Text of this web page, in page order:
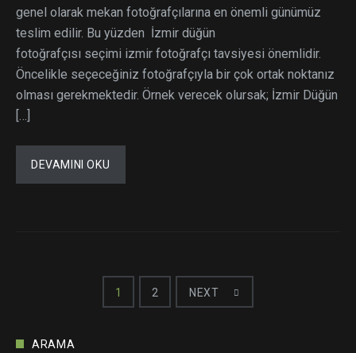
genel olarak mekan fotoğrafçılarına en önemli günümüz
teslim edilir. Bu yüzden İzmir düğün
fotoğrafçısı seçimi izmir fotoğrafçı tavsiyesi önemlidir.
Öncelikle seçeceğiniz fotoğrafçıyla bir çok ortak noktanız
olması gerekmektedir. Örnek verecek olursak; İzmir Düğün
[…]
DEVAMINI OKU
dolaşımı
1 2 NEXT
ARAMA